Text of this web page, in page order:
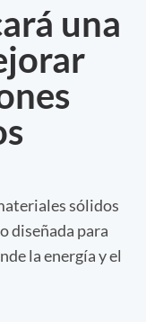
una
sólidos
diseñada para
la energía y el